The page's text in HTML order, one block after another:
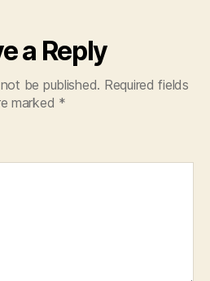
a Reply
be published. Required fields
marked *